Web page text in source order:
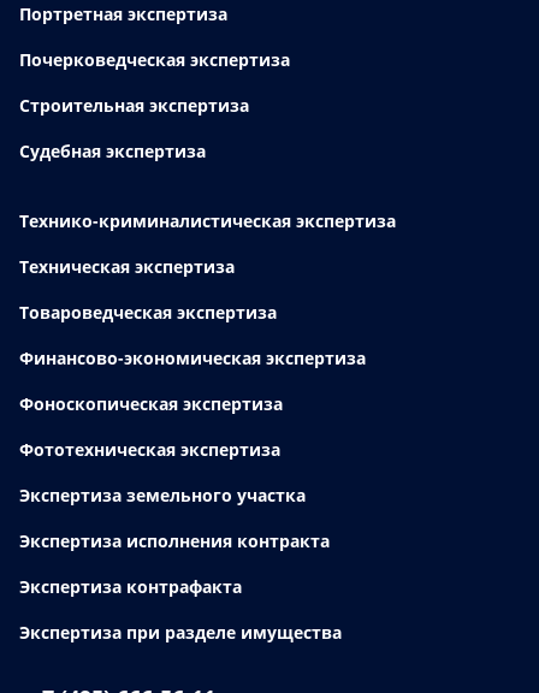
Портретная экспертиза
Почерковедческая экспертиза
Строительная экспертиза
Судебная экспертиза
Технико-криминалистическая экспертиза
Техническая экспертиза
Товароведческая экспертиза
Финансово-экономическая экспертиза
Фоноскопическая экспертиза
Фототехническая экспертиза
Экспертиза земельного участка
Экспертиза исполнения контракта
Экспертиза контрафакта
Экспертиза при разделе имущества